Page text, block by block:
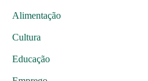
Alimentação
Cultura
Educação